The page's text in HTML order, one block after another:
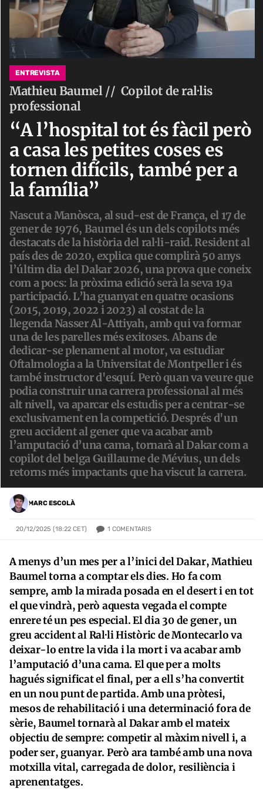
ENTREVISTA
Mathieu Baumel // Copilot de ral·lis
professional
“A l’hospital tot és fàcil però
a casa les petites coses es
tornen difícils, també per a
la família”
Nascut a Manòsca, al sud-est de França, el 17 de
gener de 1976, Baumel és un dels copilots més
destacats de la història del ral·li-raid. Resident al
país des de 2020, explica que complirà 50 anys
l’últim dia del Dakar 2026, una prova que coneix
com a pocs: la pròxima edició serà la seva 19a
participació. L’ha guanyat en quatre ocasions
(2015, 2019, 2022 i 2023) al costat de la
llegenda Nasser Al-Attiyah, amb qui va formar
una de les parelles més exitoses. Abans de
dedicar-se plenament al motor, va estudiar
Oftalmologia a la Universitat de Montpeller i és
també instructor d'esquí. Però quan va veure que
podia construir una carrera professional al més
alt nivell, va aparcar els estudis per a centrar-se
exclusivament en la competició. Després d'un
greu accident al gener que va acabar amb
l’amputació d’una cama, tornarà al Dakar com a
copilot del belga Guillaume de Mévius, un dels
retorns més impactants que ha viscut la carrera.
MARC ESCOLÀ
20/12/2025 (18:22 CET) 1 COMENTARIS
A menys d’un mes per a l’inici del Dakar, Mathieu
Baumel torna a comptar els dies. Ho fa com
sempre, amb la mirada posada en el desert i en tot
el que vindrà, però aquesta vegada el compte
enrere té un pes especial. El dia 30 de gener, un
greu accident al Ral·li Històric de Montecarlo va
deixar-lo entre la vida i la mort i va acabar amb
l’amputació d’una cama. El que per a molts
hagués significat el final, per a ell s’ha convertit
en un nou punt de partida. Amb una pròtesi,
mesos de rehabilitació i una determinació fora de
sèrie, Baumel tornarà al Dakar amb el mateix
objectiu de sempre: competir al màxim nivell i, a
poder ser, guanyar. Però ara també amb una nova
motxilla vital, carregada de dolor, resiliència i
aprenentatges.